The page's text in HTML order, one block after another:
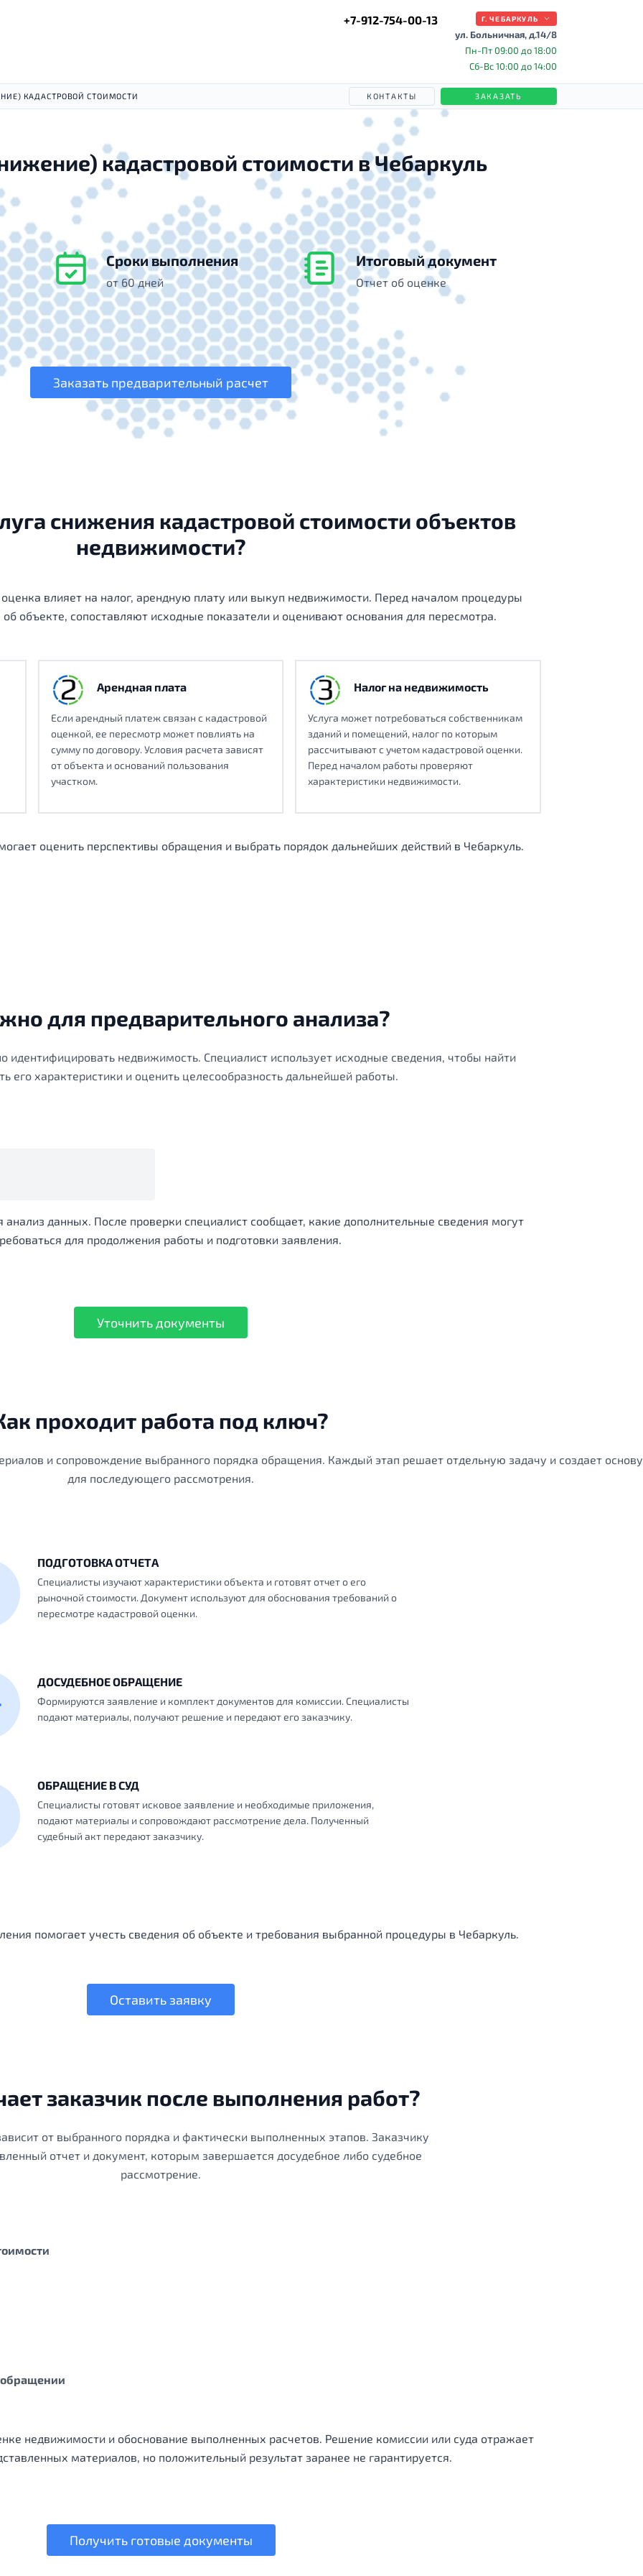
+7-912-754-00-13 Г. ЧЕБАРКУЛЬ
ул. Больничная, д.14/8
Пн-Пт 09:00 до 18:00
Сб-Вс 10:00 до 14:00
КАДАСТРОВОЙ СТОИМОСТИ КОНТАКТЫ ЗАКАЗАТЬ
кадастровой стоимости в Чебаркуль
Сроки выполнения
от 60 дней
Итоговый документ
Отчет об оценке
Заказать предварительный расчет
снижения кадастровой стоимости объектов
недвижимости?
оценка влияет на налог, арендную плату или выкуп недвижимости. Перед началом процедуры
объекте, сопоставляют исходные показатели и оценивают основания для пересмотра.
Арендная плата
Если арендный платеж связан с кадастровой
оценкой, ее пересмотр может повлиять на
сумму по договору. Условия расчета зависят
от объекта и оснований пользования
участком.
Налог на недвижимость
Услуга может потребоваться собственникам
зданий и помещений, налог по которым
рассчитывают с учетом кадастровой оценки.
Перед началом работы проверяют
характеристики недвижимости.
оценить перспективы обращения и выбрать порядок дальнейших действий в Чебаркуль.
для предварительного анализа?
идентифицировать недвижимость. Специалист использует исходные сведения, чтобы найти
его характеристики и оценить целесообразность дальнейшей работы.
данных. После проверки специалист сообщает, какие дополнительные сведения могут
для продолжения работы и подготовки заявления.
Уточнить документы
проходит работа под ключ?
и сопровождение выбранного порядка обращения. Каждый этап решает отдельную задачу и создает основу
для последующего рассмотрения.
ПОДГОТОВКА ОТЧЕТА
Специалисты изучают характеристики объекта и готовят отчет о его
рыночной стоимости. Документ используют для обоснования требований о
пересмотре кадастровой оценки.
ДОСУДЕБНОЕ ОБРАЩЕНИЕ
Формируются заявление и комплект документов для комиссии. Специалисты
подают материалы, получают решение и передают его заказчику.
ОБРАЩЕНИЕ В СУД
Специалисты готовят исковое заявление и необходимые приложения,
подают материалы и сопровождают рассмотрение дела. Полученный
судебный акт передают заказчику.
помогает учесть сведения об объекте и требования выбранной процедуры в Чебаркуль.
Оставить заявку
заказчик после выполнения работ?
от выбранного порядка и фактически выполненных этапов. Заказчику
отчет и документ, которым завершается досудебное либо судебное
рассмотрение.
недвижимости и обоснование выполненных расчетов. Решение комиссии или суда отражает
материалов, но положительный результат заранее не гарантируется.
Получить готовые документы